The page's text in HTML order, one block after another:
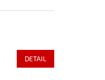
DETAIL